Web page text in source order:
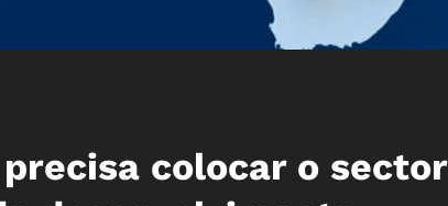
colocar o sector